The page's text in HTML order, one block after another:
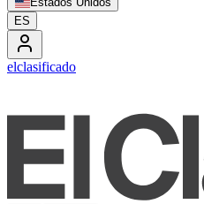
ES
elclasificado